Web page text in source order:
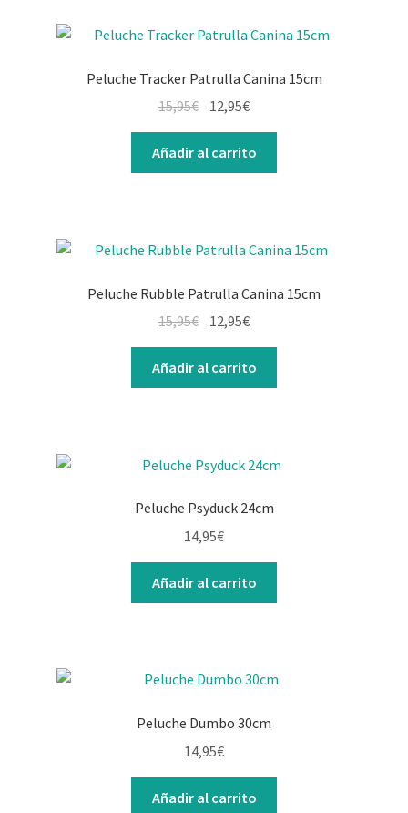
Peluche Tracker Patrulla Canina 15cm
15,95€ 12,95€
Añadir al carrito
Peluche Rubble Patrulla Canina 15cm
15,95€ 12,95€
Añadir al carrito
Peluche Psyduck 24cm
14,95€
Añadir al carrito
Peluche Dumbo 30cm
14,95€
Añadir al carrito